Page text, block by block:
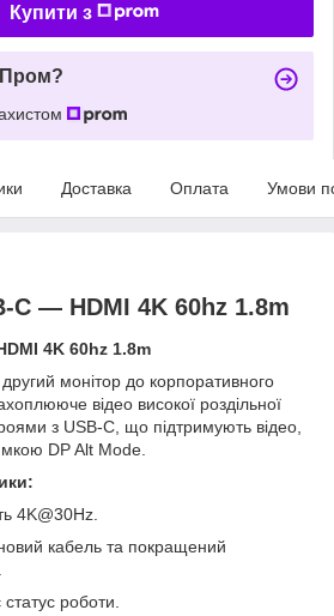
Купити з
Пром?
Доставка Оплата Умови
C — HDMI 4K 60hz 1.8m
4K 60hz 1.8m
монітор до корпоративного
відео високої роздільної
з USB-C, що підтримують відео,
DP Alt Mode.
4K@30Hz.
кабель та покращений
статус роботи.